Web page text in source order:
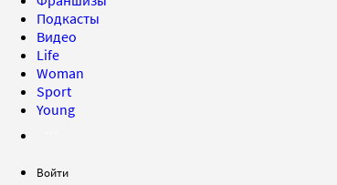
Подкасты
Видео
Life
Woman
Sport
Young
Войти